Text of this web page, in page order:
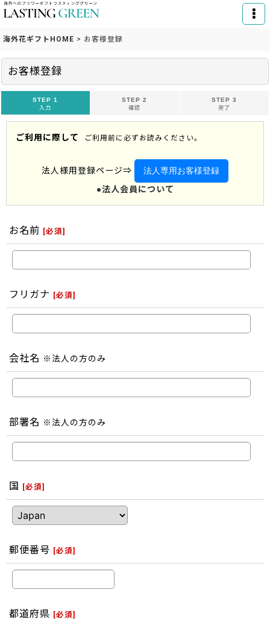
海外花ギフトHOME > お客様登録
お客様登録
STEP 1
入力
STEP 2
確認
STEP 3
完了
ご利用に際して ご利用前に必ずお読みください。
法人様用登録ページ⇒ 法人専用お客様登録
●法人会員について
お名前 [必須]
フリガナ [必須]
会社名 ※法人の方のみ
部署名 ※法人の方のみ
国 [必須]
郵便番号 [必須]
都道府県 [必須]